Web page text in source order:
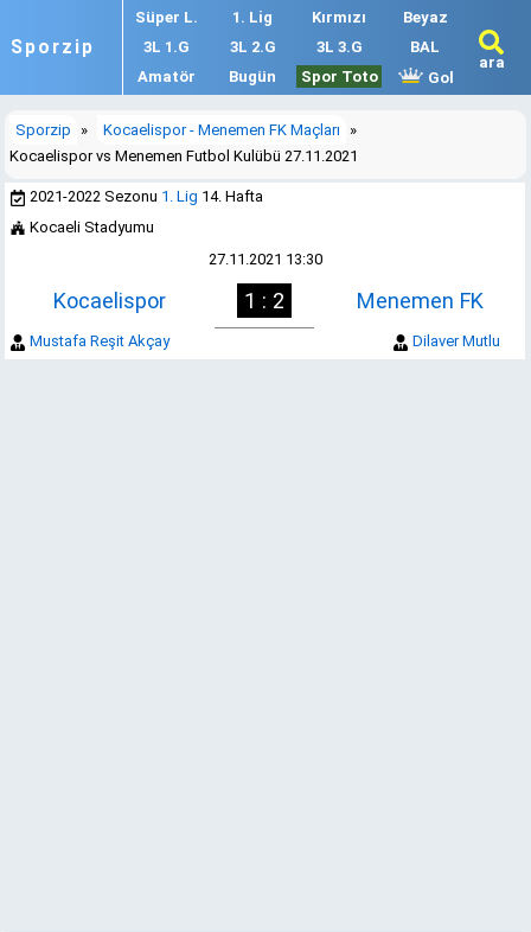
Sporzip
Süper L. 1. Lig Kırmızı
Beyaz
3L 1.G
3L 2.G 3L 3.G
BAL
Amatör
Bugün Spor Toto Gol
ara
Sporzip » Kocaelispor - Menemen FK Maçları
»
Kocaelispor vs Menemen Futbol Kulübü 27.11.2021
2021-2022 Sezonu 1. Lig 14. Hafta
Kocaeli Stadyumu
27.11.2021 13:30
Kocaelispor 1 : 2 Menemen FK
Mustafa Reşit Akçay Dilaver Mutlu